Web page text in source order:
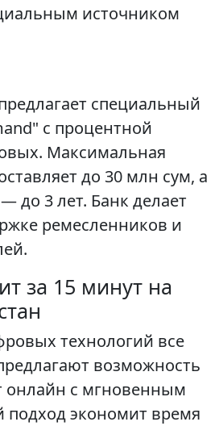
источником
специальный
с процентной
Максимальная
до 30 млн сум, а
до 3 лет. Банк делает
ремесленников и
за 15 минут на
технологий все
возможность
онлайн с мгновенным
подход экономит время